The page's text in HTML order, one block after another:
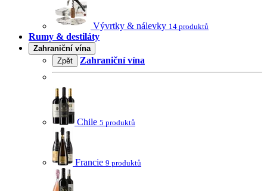
Vývrtky & nálevky 14 produktů
Rumy & destiláty
Zahraniční vína
Zpět
Zahraniční vína
Chile 5 produktů
Francie 9 produktů